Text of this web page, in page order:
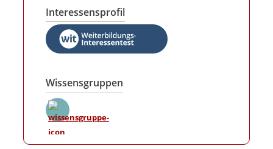
Interessensprofil
Wissensgruppen